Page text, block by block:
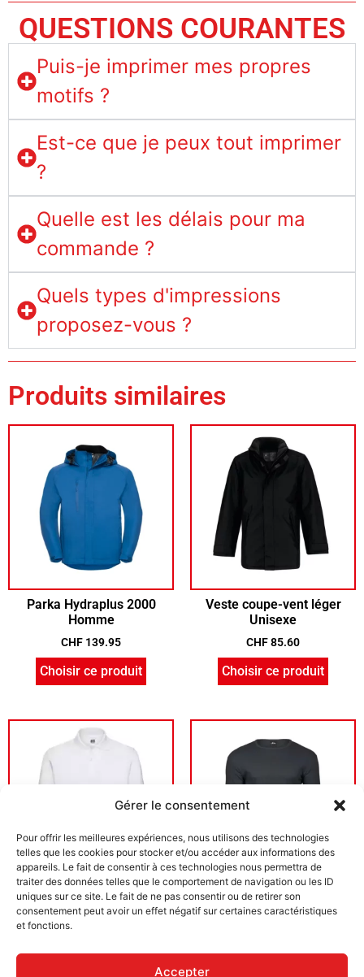
Gérer le consentement
Pour offrir les meilleures expériences, nous utilisons des technologies
telles que les cookies pour stocker et/ou accéder aux informations des
appareils. Le fait de consentir à ces technologies nous permettra de
traiter des données telles que le comportement de navigation ou les ID
uniques sur ce site. Le fait de ne pas consentir ou de retirer son
consentement peut avoir un effet négatif sur certaines caractéristiques
et fonctions.
Accepter
QUESTIONS COURANTES
Puis-je imprimer mes propres
motifs ?
Est-ce que je peux tout imprimer
?
Quelle est les délais pour ma
commande ?
Quels types d'impressions
proposez-vous ?
Produits similaires
Parka Hydraplus 2000
Homme
CHF 139.95
Choisir ce produit
Veste coupe-vent léger
Unisexe
CHF85.60
Choisir ce produit
Polo piqué Classique
Homme coton
T-shirt Interlock Homme
coton